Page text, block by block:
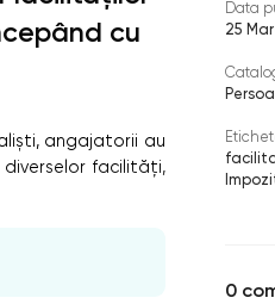
cu
angajatorii au
facilități,
Data
25
0